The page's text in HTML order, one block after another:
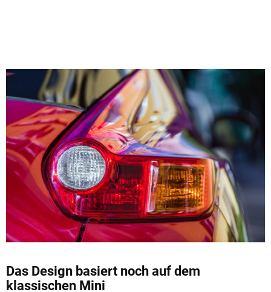
Das Design basiert noch auf dem
klassischen Mini